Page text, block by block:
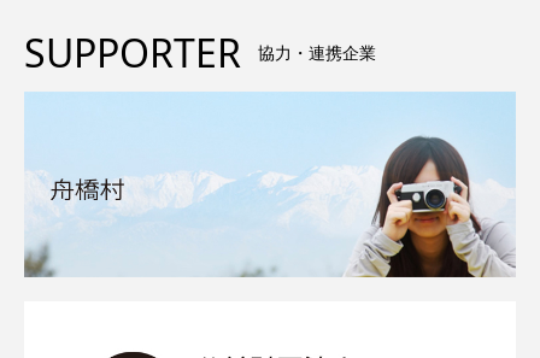
SUPPORTER 協力・連携企業